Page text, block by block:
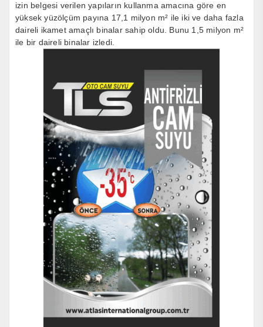
izin belgesi verilen yapıların kullanma amacına göre en
yüksek yüzölçüm payına 17,1 milyon m² ile iki ve daha fazla
daireli ikamet amaçlı binalar sahip oldu. Bunu 1,5 milyon m²
ile bir daireli binalar izledi.